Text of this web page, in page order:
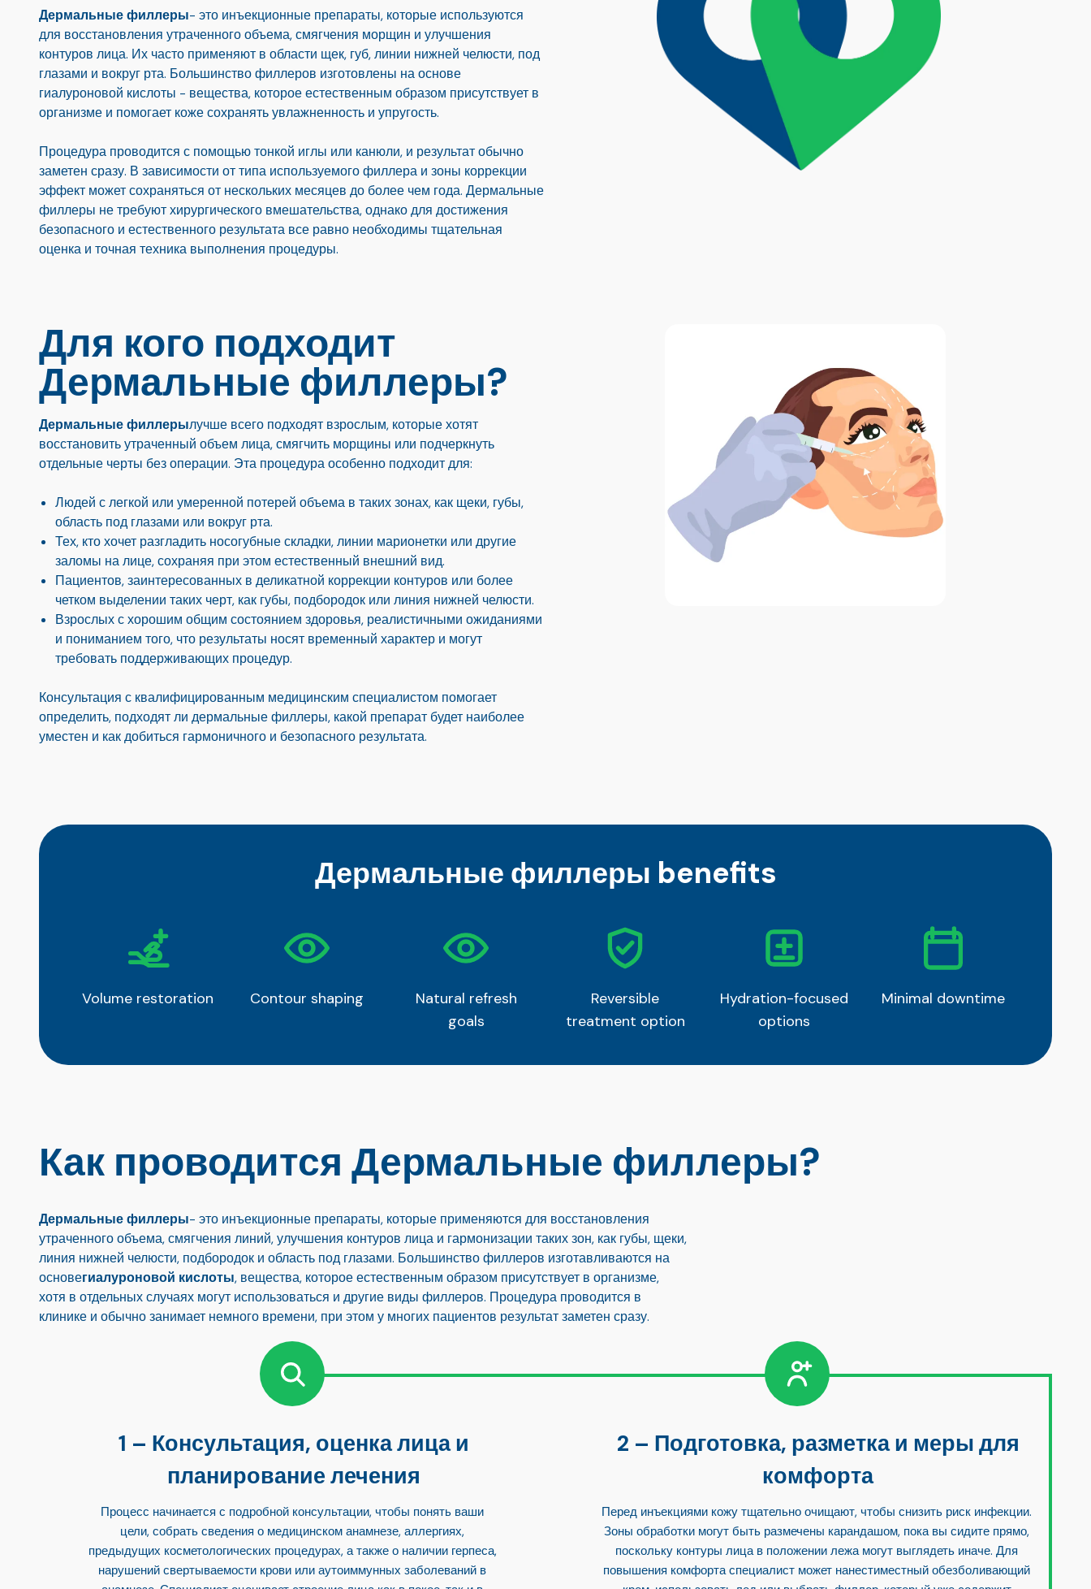
Дермальные филлеры- это инъекционные препараты, которые используются
для восстановления утраченного объема, смягчения морщин и улучшения
контуров лица. Их часто применяют в области щек, губ, линии нижней челюсти, под
глазами и вокруг рта. Большинство филлеров изготовлены на основе
гиалуроновой кислоты - вещества, которое естественным образом присутствует в
организме и помогает коже сохранять увлажненность и упругость.
Процедура проводится с помощью тонкой иглы или канюли, и результат обычно
заметен сразу. В зависимости от типа используемого филлера и зоны коррекции
эффект может сохраняться от нескольких месяцев до более чем года. Дермальные
филлеры не требуют хирургического вмешательства, однако для достижения
безопасного и естественного результата все равно необходимы тщательная
оценка и точная техника выполнения процедуры.
Для кого подходит
Дермальные филлеры?
Дермальные филлерылучше всего подходят взрослым, которые хотят
восстановить утраченный объем лица, смягчить морщины или подчеркнуть
отдельные черты без операции. Эта процедура особенно подходит для:
Людей с легкой или умеренной потерей объема в таких зонах, как щеки, губы,
область под глазами или вокруг рта.
Тех, кто хочет разгладить носогубные складки, линии марионетки или другие
заломы на лице, сохраняя при этом естественный внешний вид.
Пациентов, заинтересованных в деликатной коррекции контуров или более
четком выделении таких черт, как губы, подбородок или линия нижней челюсти.
Взрослых с хорошим общим состоянием здоровья, реалистичными ожиданиями
и пониманием того, что результаты носят временный характер и могут
требовать поддерживающих процедур.
Консультация с квалифицированным медицинским специалистом помогает
определить, подходят ли дермальные филлеры, какой препарат будет наиболее
уместен и как добиться гармоничного и безопасного результата.
Дермальные филлеры benefits
Volume restoration Contour shaping
Natural refresh
goals
Reversible
treatment option
Hydration-focused
options
Minimal downtime
Как проводится Дермальные филлеры?
Дермальные филлеры- это инъекционные препараты, которые применяются для восстановления
утраченного объема, смягчения линий, улучшения контуров лица и гармонизации таких зон, как губы, щеки,
линия нижней челюсти, подбородок и область под глазами. Большинство филлеров изготавливаются на
основегиалуроновой кислоты, вещества, которое естественным образом присутствует в организме,
хотя в отдельных случаях могут использоваться и другие виды филлеров. Процедура проводится в
клинике и обычно занимает немного времени, при этом у многих пациентов результат заметен сразу.
Консультация, оценка лица и
планирование лечения
Процесс начинается с подробной консультации, чтобы понять ваши
цели, собрать сведения о медицинском анамнезе, аллергиях,
предыдущих косметологических процедурах, а также о наличии герпеса,
нарушений свертываемости крови или аутоиммунных заболеваний в
Подготовка, разметка и меры для
комфорта
Перед инъекциями кожу тщательно очищают, чтобы снизить риск инфекции.
Зоны обработки могут быть размечены карандашом, пока вы сидите прямо,
поскольку контуры лица в положении лежа могут выглядеть иначе. Для
повышения комфорта специалист может нанестиместный обезболивающий